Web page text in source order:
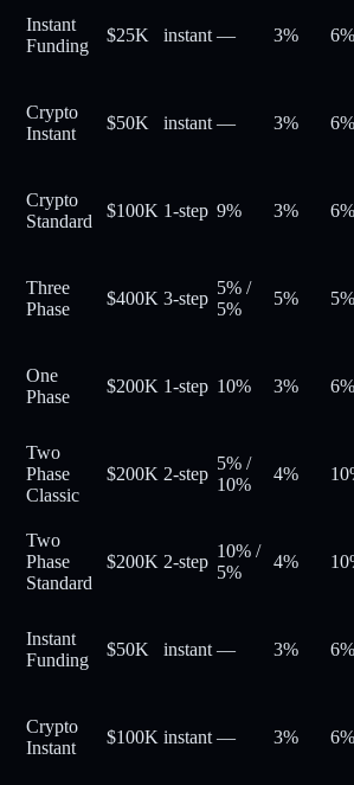
Instant
Funding
$25K instant — 3% 6%
Crypto
Instant
$50K instant — 3% 6%
Crypto
Standard
$100K 1-step 9% 3% 6%
Three
Phase
$400K 3-step
5% /
5%
5% 5%
One
Phase
$200K 1-step 10% 3% 6%
Two
Phase
Classic
$200K 2-step
5% /
10%
4%
Two
Phase
Standard
$200K 2-step
10% /
5%
4%
Instant
Funding
$50K instant — 3% 6%
Crypto
Instant
$100K instant — 3% 6%